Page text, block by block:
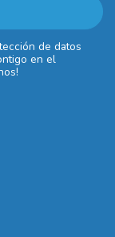
de datos
en el